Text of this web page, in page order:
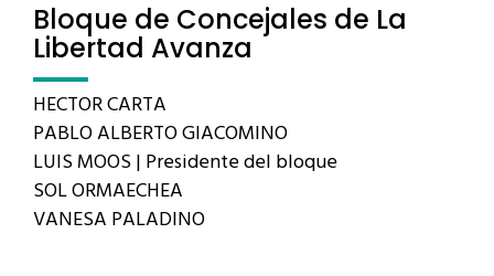
Bloque de Concejales de La
Libertad Avanza
HECTOR CARTA
PABLO ALBERTO GIACOMINO
LUIS MOOS | Presidente del bloque
SOL ORMAECHEA
VANESA PALADINO